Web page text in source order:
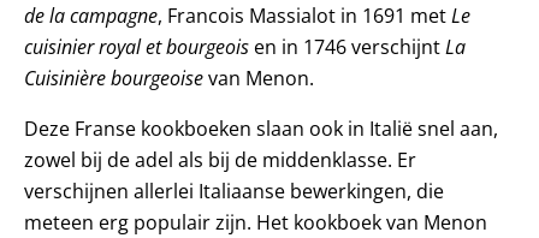
de la campagne, Francois Massialot in 1691 metLe
cuisinier royal et bourgeois en in 1746 verschijntLa
Cuisinière bourgeoisevan Menon.
Deze Franse kookboeken slaan ook in Italië snel aan,
zowel bij de adel als bij de middenklasse. Er
verschijnen allerlei Italiaanse bewerkingen, die
meteen erg populair zijn. Het kookboek van Menon